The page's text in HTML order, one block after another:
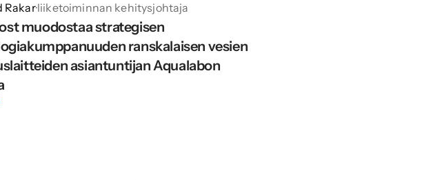
Rakar·liiketoiminnan kehitysjohtaja
muodostaa strategisen
ranskalaisen vesien
asiantuntijan Aqualabon